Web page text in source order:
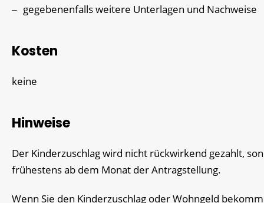
gegebenenfalls weitere Unterlagen und Nachweise
Kosten
keine
Hinweise
Der Kinderzuschlag wird nicht rückwirkend gezahlt,
frühestens ab dem Monat der Antragstellung.
Wenn Sie den Kinderzuschlag oder Wohngeld